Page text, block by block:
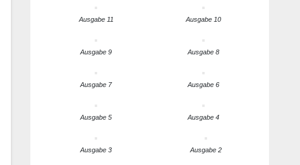
Ausgabe 11 Ausgabe 10
Ausgabe 9 Ausgabe 8
Ausgabe 7 Ausgabe 6
Ausgabe 5 Ausgabe 4
Ausgabe 3 Ausgabe 2